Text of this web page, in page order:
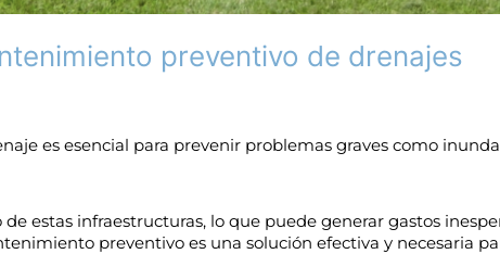
preventivo de drenajes
es esencial para prevenir problemas graves como
estas infraestructuras, lo que puede generar gastos
preventivo es una solución efectiva y necesaria